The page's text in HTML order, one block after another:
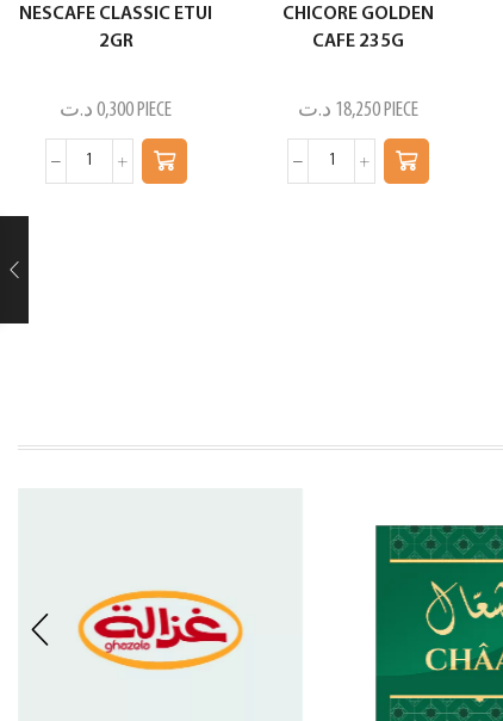
NESCAFE CLASSIC ETUI
2GR
0,300 د.ت PIECE
CHICORE GOLDEN
CAFE 235G
18,250 د.ت PIECE